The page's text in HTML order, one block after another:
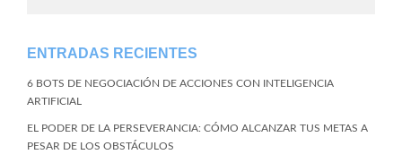
ENTRADAS RECIENTES
6 BOTS DE NEGOCIACIÓN DE ACCIONES CON INTELIGENCIA
ARTIFICIAL
EL PODER DE LA PERSEVERANCIA: CÓMO ALCANZAR TUS METAS A
PESAR DE LOS OBSTÁCULOS